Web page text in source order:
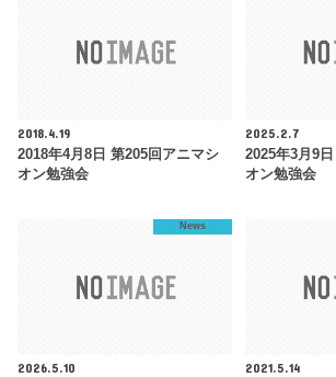
2018.4.19
2018年4月8日 第205回アニマシ
オン勉強会
2025.2.7
2025年3月9
オン勉強会
News
2026.5.10
2021.5.14